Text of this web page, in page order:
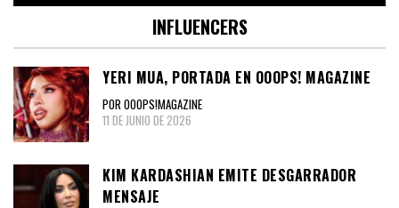
INFLUENCERS
YERI MUA, PORTADA EN OOOPS! MAGAZINE
POR OOOPS!MAGAZINE
11 DE JUNIO DE 2026
KIM KARDASHIAN EMITE DESGARRADOR
MENSAJE